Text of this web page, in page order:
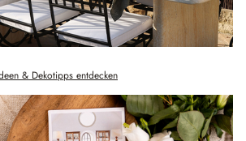
& Dekotipps entdecken